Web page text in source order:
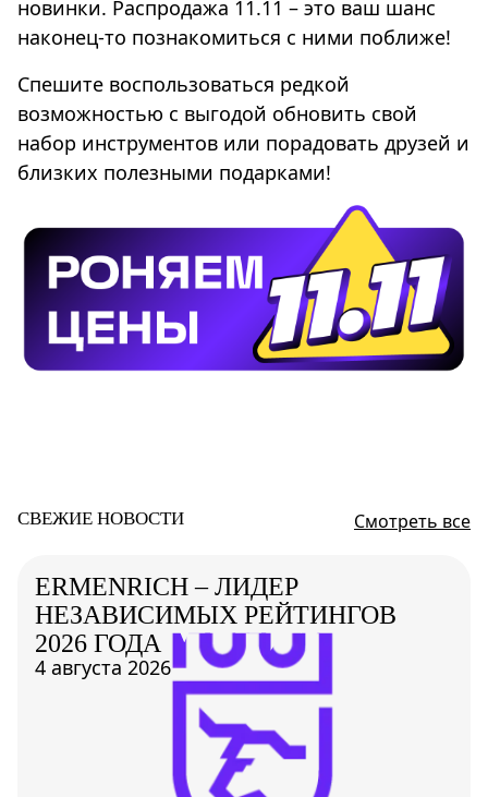
новинки. Распродажа 11.11 – это ваш шанс
наконец-то познакомиться с ними поближе!
Спешите воспользоваться редкой
возможностью с выгодой обновить свой
набор инструментов или порадовать друзей и
близких полезными подарками!
СВЕЖИЕ НОВОСТИ Смотреть все